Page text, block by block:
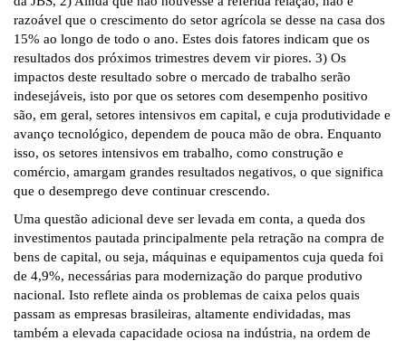
razoável que o crescimento do setor agrícola se desse na casa dos
15% ao longo de todo o ano. Estes dois fatores indicam que os
resultados dos próximos trimestres devem vir piores. 3) Os
impactos deste resultado sobre o mercado de trabalho serão
indesejáveis, isto por que os setores com desempenho positivo
são, em geral, setores intensivos em capital, e cuja produtividade e
avanço tecnológico, dependem de pouca mão de obra. Enquanto
isso, os setores intensivos em trabalho, como construção e
comércio, amargam grandes resultados negativos, o que significa
que o desemprego deve continuar crescendo.
Uma questão adicional deve ser levada em conta, a queda dos
investimentos pautada principalmente pela retração na compra de
bens de capital, ou seja, máquinas e equipamentos cuja queda foi
de 4,9%, necessárias para modernização do parque produtivo
nacional. Isto reflete ainda os problemas de caixa pelos quais
passam as empresas brasileiras, altamente endividadas, mas
também a elevada capacidade ociosa na indústria, na ordem de